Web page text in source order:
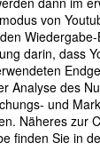
•Zitate•
der
im
von
darin, dass
Analyse des
und
Näheres zur
finden Sie in